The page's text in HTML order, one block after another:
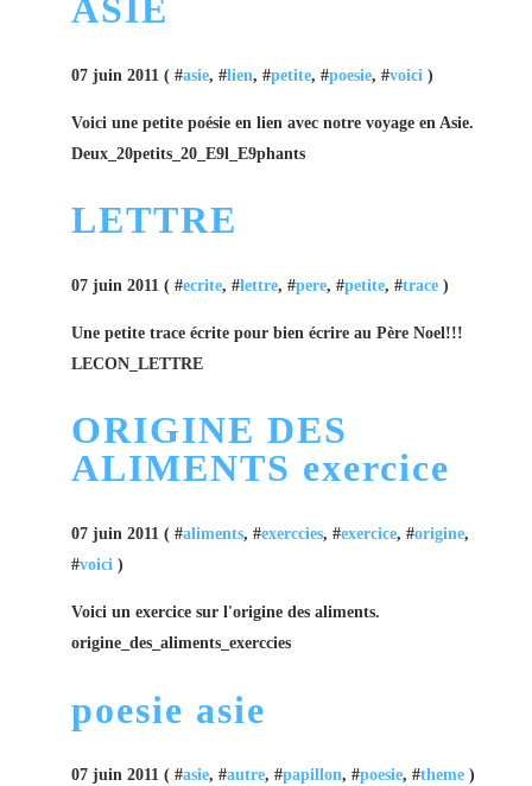
ASIE
07 juin 2011 ( #asie, #lien, #petite, #poesie, #voici )
Voici une petite poésie en lien avec notre voyage en Asie.
Deux_20petits_20_E9l_E9phants
LETTRE
07 juin 2011 ( #ecrite, #lettre, #pere, #petite, #trace )
Une petite trace écrite pour bien écrire au Père Noel!!!
LECON_LETTRE
ORIGINE DES
ALIMENTS exercice
07 juin 2011 ( #aliments, #exerccies, #exercice, #origine,
#voici )
Voici un exercice sur l'origine des aliments.
origine_des_aliments_exerccies
poesie asie
07 juin 2011 ( #asie, #autre, #papillon, #poesie, #theme )